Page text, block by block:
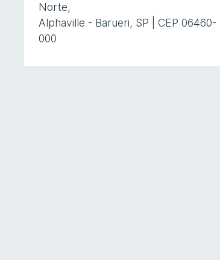
Norte,
Alphaville - Barueri, SP | CEP 06460-
000